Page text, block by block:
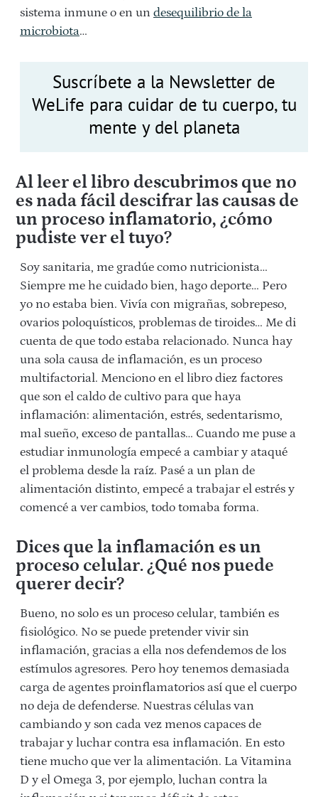
sistema inmune o en un desequilibrio de la
microbiota…
Suscríbete a la Newsletter de
WeLife para cuidar de tu cuerpo, tu
mente y del planeta
Al leer el libro descubrimos que no
es nada fácil descifrar las causas de
un proceso inflamatorio, ¿cómo
pudiste ver el tuyo?
Soy sanitaria, me gradúe como nutricionista…
Siempre me he cuidado bien, hago deporte… Pero
yo no estaba bien. Vivía con migrañas, sobrepeso,
ovarios poloquísticos, problemas de tiroides… Me di
cuenta de que todo estaba relacionado. Nunca hay
una sola causa de inflamación, es un proceso
multifactorial. Menciono en el libro diez factores
que son el caldo de cultivo para que haya
inflamación: alimentación, estrés, sedentarismo,
mal sueño, exceso de pantallas… Cuando me puse a
estudiar inmunología empecé a cambiar y ataqué
el problema desde la raíz. Pasé a un plan de
alimentación distinto, empecé a trabajar el estrés y
comencé a ver cambios, todo tomaba forma.
Dices que la inflamación es un
proceso celular. ¿Qué nos puede
querer decir?
Bueno, no solo es un proceso celular, también es
fisiológico. No se puede pretender vivir sin
inflamación, gracias a ella nos defendemos de los
estímulos agresores. Pero hoy tenemos demasiada
carga de agentes proinflamatorios así que el cuerpo
no deja de defenderse. Nuestras células van
cambiando y son cada vez menos capaces de
trabajar y luchar contra esa inflamación. En esto
tiene mucho que ver la alimentación. La Vitamina
D y el Omega 3, por ejemplo, luchan contra la